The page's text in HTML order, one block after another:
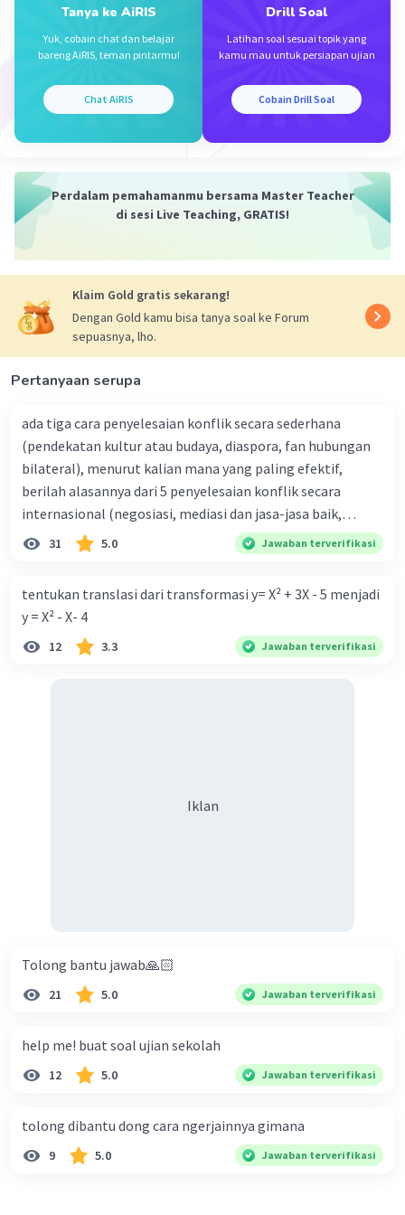
menggunakan rumus Phytagoras. Sehingga
didapatkan sisi miring permukaan air adalah
c =√(4²+3²) = √25 = 5cm
Iklan
13 Januari 2024 04:34
Beri Rating ·0.0(0) Balas
Tanya ke AiRIS
Yuk, cobain chat dan belajar
bareng AiRIS, teman pintarmu!
Chat AiRIS
Drill Soal
Latihan soal sesuai topik yang
kamu mau untuk persiapan ujian
Cobain Drill Soal
Perdalam pemahamanmu bersama Master Teacher
di sesi Live Teaching, GRATIS!
Klaim Gold gratis sekarang!
Dengan Gold kamu bisa tanya soal ke Forum
sepuasnya, lho.
Pertanyaan serupa
ada tiga cara penyelesaian konflik secara sederhana
(pendekatan kultur atau budaya, diaspora, fan hubungan
bilateral), menurut kalian mana yang paling efektif,
berilah alasannya dari 5 penyelesaian konflik secara
internasional (negosiasi, mediasi dan jasa-jasa baik,
konsiliasi, penyelidikan, dan penyelesaian di bawah
naungan organisasi PBB), menurut kalian mana yang
31 5.0 Jawaban terverifikasi
tentukan translasi dari transformasi y= X² + 3X - 5 menjadi
y = X² - X- 4
12 3.3 Jawaban terverifikasi
Iklan
Tolong bantu jawab🙏🏻
21 5.0 Jawaban terverifikasi
help me! buat soal ujian sekolah
12 5.0 Jawaban terverifikasi
tolong dibantu dong cara ngerjainnya gimana
9 5.0 Jawaban terverifikasi